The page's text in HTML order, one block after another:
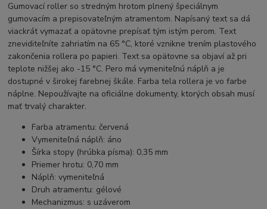
Gumovací roller so stredným hrotom plnený špeciálnym
gumovacím a prepisovateľným atramentom. Napísaný text sa dá
viackrát vymazať a opätovne prepísať tým istým perom. Text
zneviditeľníte zahriatím na 65 °C, ktoré vznikne trením plastového
zakončenia rollera po papieri. Text sa opätovne sa objaví až pri
teplote nižšej ako -15 °C. Pero má vymeniteľnú náplň a je
dostupné v širokej farebnej škále. Farba tela rollera je vo farbe
náplne. Nepoužívajte na oficiálne dokumenty, ktorých obsah musí
mať trvalý charakter.
Farba atramentu: červená
Vymeniteľná náplň: áno
Šírka stopy (hrúbka písma): 0,35 mm
Priemer hrotu: 0,70 mm
Náplň: vymeniteľná
Druh atramentu: gélové
Mechanizmus: s uzáverom